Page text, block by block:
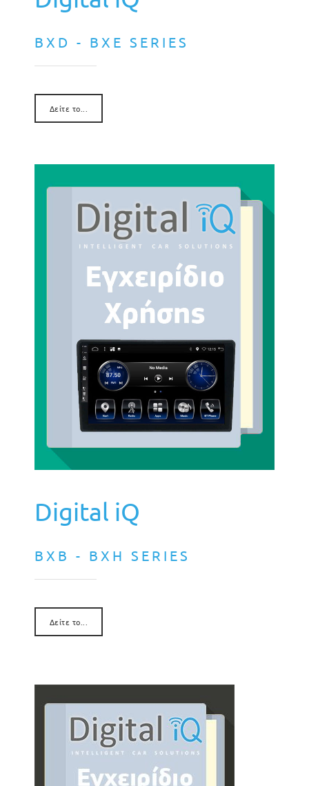
BXD - BXE SERIES
Δείτε το...
Digital iQ
BXB - BXH SERIES
Δείτε το...